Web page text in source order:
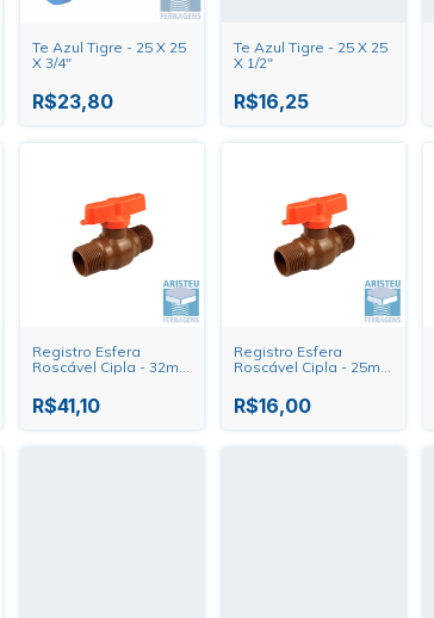
Te Azul Tigre - 25 X 25
X 3/4"
R$23,80
Te Azul Tigre - 25 X 25
X 1/2"
R$16,25
Registro Esfera
Roscável Cipla - 32mm
R$41,10
Registro Esfera
Roscável Cipla - 25mm
R$16,00